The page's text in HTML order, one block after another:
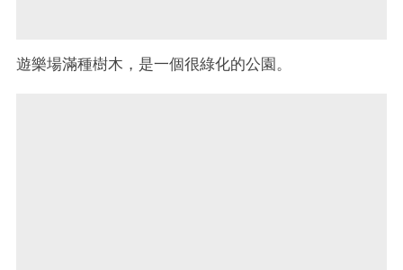
遊樂場滿種樹木，是一個很綠化的公園。